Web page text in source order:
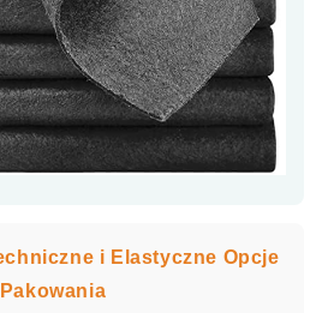
i Elastyczne Opcje
Pakowania